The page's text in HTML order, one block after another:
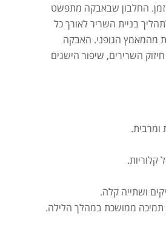
זמן. החלבון שבאבקה מתפשט
בניית השריר לאורך כל
מהמאמץ הגופני. האבקה
השרירים, שיפור הישגים
ושתייה קלה.
תמיכה ממושכת במהלך הלילה.